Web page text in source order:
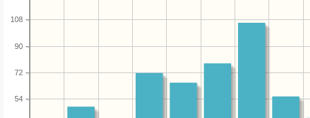
54
72
90
108